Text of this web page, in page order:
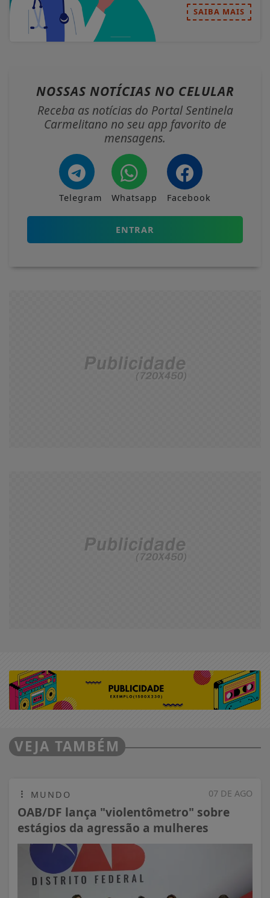
SAIBA MAIS
NOSSAS NOTÍCIAS NO CELULAR
Receba as notícias do Portal Sentinela
Carmelitano no seu app favorito de
mensagens.
Telegram Whatsapp Facebook
ENTRAR
VEJA TAMBÉM
07 DE AGO
MUNDO
OAB/DF lança "violentômetro" sobre
estágios da agressão a mulheres